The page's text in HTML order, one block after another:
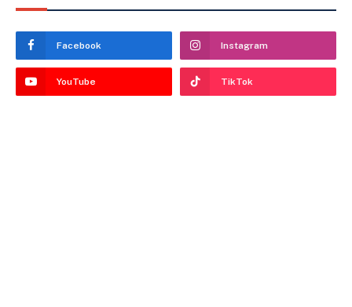
Facebook Instagram
YouTube TikTok